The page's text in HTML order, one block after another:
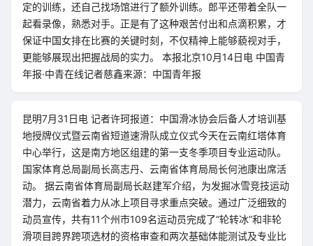
定的训练，还自己找场馆进行了额外训练。郎平还带着全队一
起看录像，熟悉对手。正是有了这种艰苦付出和点滴积累，才
保证中国女排在比赛的关键时刻，不仅精神上能够藐视对手，
更能够展现出把握战局的实力。 本报北京10月14日电 中国青
年报·中青在线记者慈鑫来源：中国青年报
昆明7月31日电 记者许珂报道：中国滑冰协会后备人才培训基
地授牌仪式暨云南省短道速滑队成立仪式今天在云南红塔体育
中心举行，这是南方地区组建的第一支冬季项目专业运动队。
国家体育总局副局长高志丹、云南省体育局局长何池康出席活
动。 据云南省体育局副局长赵建军介绍，为发掘冰雪竞技运动
潜力，云南省着力从冰上项目寻求重点突破。通过广泛细致的
动员宣传，共有11个州市109名运动员完成了“轮转冰”和非轮
滑项目跨界跨项选材的资格审查和两次基础体能测试及专业比